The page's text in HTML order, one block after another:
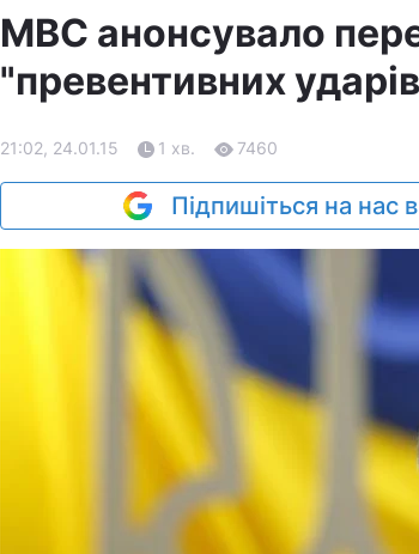
МВС анонсувало
"превентивних
21:02, 24.01.15 1 хв. 7460
Підпишіться на нас